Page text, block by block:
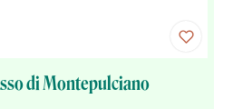
di Montepulciano